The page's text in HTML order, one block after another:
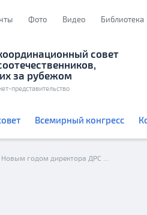
Фото Видео Библиотека
совет
за рубежом
представительство
Всемирный конгресс